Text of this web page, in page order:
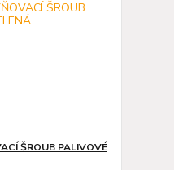
ŠROUB PALIVOVÉ